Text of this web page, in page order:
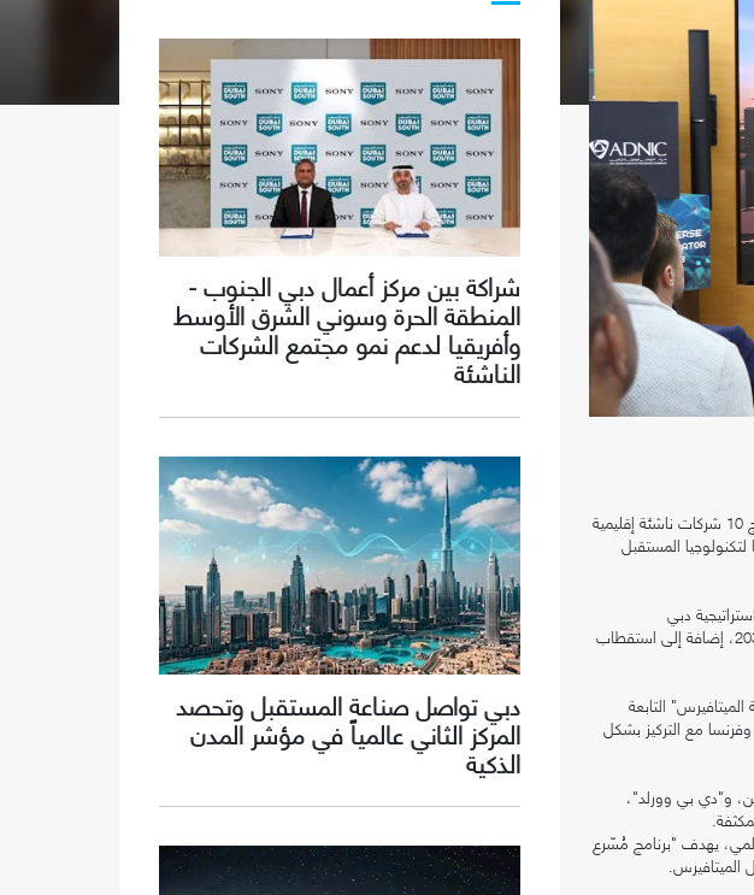
أعلن مركز دبي المالي العالمي، المركز المالي العالمي الرائد في منطقة الشرق الأوسط وأفريقيا وجنوب آسيا، اليوم عن تخريج 10 شركات ناشئة إقليمية
المستقبل
دبي
للميتافيرس" الرامية إلى رفع المساهمة الإجمالية لقطاعات الميتافيرس إلى 4 مليارات دولار في اقتصاد الإمارة بحلول عام 2030، إضافة إلى استقطاب
التابعة
وفرنسا مع التركيز بشكل
و"دي بي وورلد"،
العالمي، يهدف "برنامج مُسّرع
الميتافيرس.
شراكة بين مركز أعمال دبي الجنوب -
المنطقة الحرة وسوني الشرق الأوسط
وأفريقيا لدعم نمو مجتمع الشركات
الناشئة
دبي تواصل صناعة المستقبل وتحصد
المركز الثاني عالمياً في مؤشر المدن
الذكية